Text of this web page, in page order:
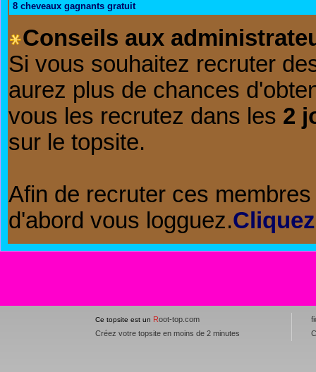
8 cheveaux gagnants gratuit
Conseils aux
Si vous souhaitez recruter
aurez plus de chances
vous les recrutez dans les 2
sur le topsite.
Afin de recruter ces
d'abord vous logguez.
Ce topsite est un Root-top.com
Créez votre topsite en moins de 2 minutes